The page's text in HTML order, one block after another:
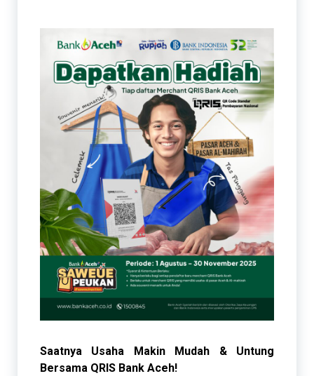
Saatnya Usaha Makin Mudah & Untung
Bersama QRIS Bank Aceh!